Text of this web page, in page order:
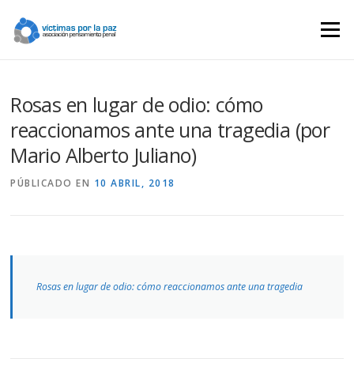
contenido
Menú
Rosas en lugar de odio: cómo
reaccionamos ante una tragedia (por
Mario Alberto Juliano)
PÚBLICADO EN 10 ABRIL, 2018
Rosas en lugar de odio: cómo reaccionamos ante una tragedia